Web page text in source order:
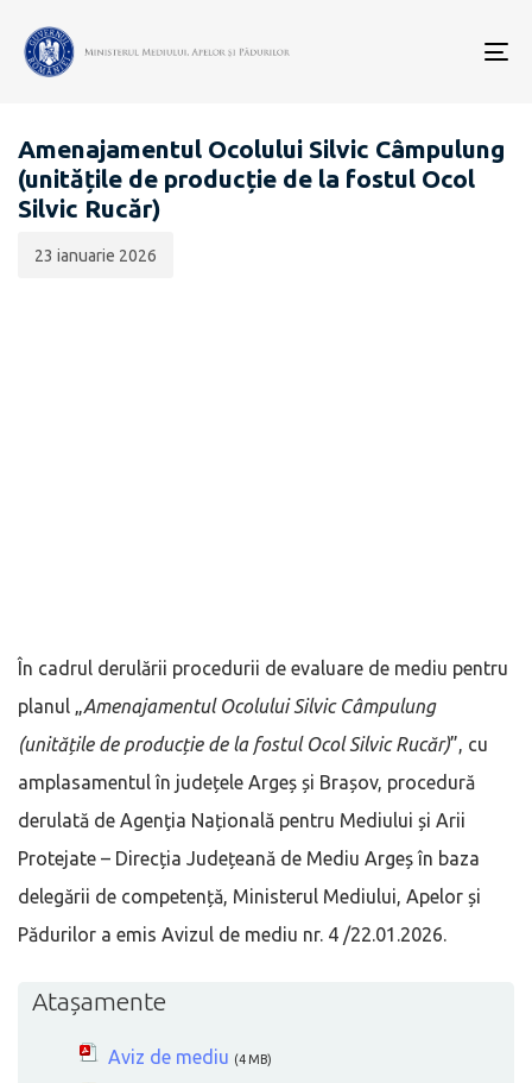
EVALUARE DE MEDIU PENTRU STRATEGII / PLANURI /
Amenajamentul Ocolului Silvic Câmpulung
(unitățile de producție de la fostul Ocol
Silvic Rucăr)
publicării:
23 ianuarie 2026
În cadrul derulării procedurii de evaluare de mediu pentru
planul „Amenajamentul Ocolului Silvic Câmpulung
(unitățile de producție de la fostul Ocol Silvic Rucăr)”, cu
amplasamentul în județele Argeș și Brașov, procedură
derulată de Agenţia Națională pentru Mediului și Arii
Protejate – Direcția Județeană de Mediu Argeș în baza
delegării de competență, Ministerul Mediului, Apelor și
Pădurilor a emis Avizul de mediu nr. 4 /22.01.2026.
Atașamente
Aviz de mediu (4 MB)